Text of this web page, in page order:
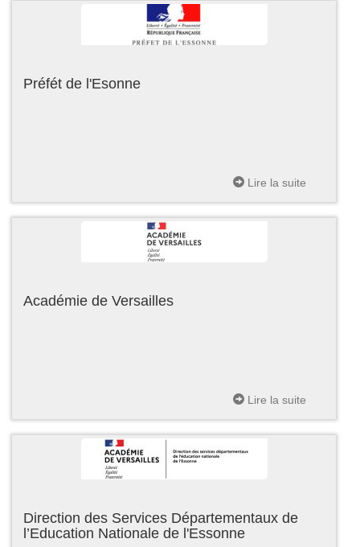
Préfét de l'Esonne
Lire la suite
Académie de Versailles
Lire la suite
Direction des Services Départementaux de
l’Education Nationale de l'Essonne